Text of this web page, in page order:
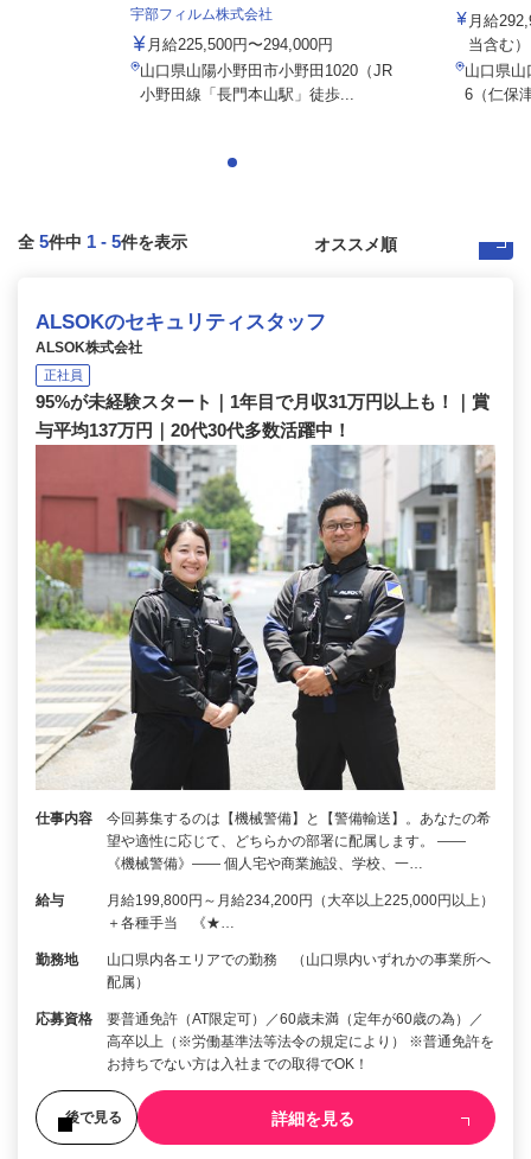
宇部フィルム株式会社
月給225,500円〜294,000円
山口県山陽小野田市小野田1020（JR
小野田線「長門本山駅」徒歩...
月給
当含む）
山口県山
6（仁保
全 5件中 1 - 5件を表示
ALSOKのセキュリティスタッフ
ALSOK株式会社
正社員
95%が未経験スタート｜1年目で月収31万円以上も！｜賞
与平均137万円｜20代30代多数活躍中！
仕事内容
今回募集するのは【機械警備】と【警備輸送】。あなたの希
望や適性に応じて、どちらかの部署に配属します。 ――
《機械警備》―― 個人宅や商業施設、学校、一…
給与
月給199,800円～月給234,200円（大卒以上225,000円以上）
＋各種手当 《★…
勤務地
山口県内各エリアでの勤務 （山口県内いずれかの事業所へ
配属）
応募資格
要普通免許（AT限定可）／60歳未満（定年が60歳の為）／
高卒以上（※労働基準法等法令の規定により） ※普通免許を
お持ちでない方は入社までの取得でOK！
後で見る 詳細を見る